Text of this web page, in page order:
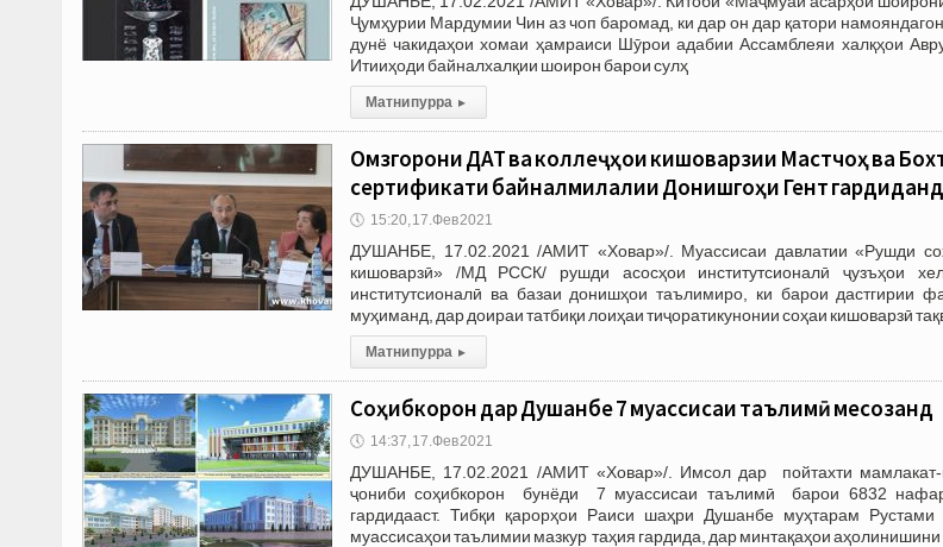
Ҷумҳурии Мардумии Чин аз чоп баромад, ки дар он дар қатори
дунё чакидаҳои хомаи ҳамраиси Шӯрои адабии Ассамблеяи халқҳои
Итииҳоди байналхалқии шоирон барои сулҳ
Матни пурра ▸
Омӯзгорони ДАТ ва коллеҷҳои кишоварзии Мастчоҳ ва
сертификати байналмилалии Донишгоҳи Гент гардиданд
🕔 15:20, 17.Фев 2021
ДУШАНБЕ, 17.02.2021 /АМИТ «Ховар»/. Муассисаи давлатии «Рушди
кишоварзӣ» /МД РССК/ рушди асосҳои институтсионалӣ ҷузъҳои
институтсионалӣ ва базаи донишҳои таълимиро, ки барои дастгирии
муҳиманд, дар доираи татбиқи лоиҳаи тиҷоратикунонии соҳаи кишоварзӣ
Матни пурра ▸
Соҳибкорон дар Душанбе 7 муассисаи таълимӣ месозанд
🕔 14:37, 17.Фев 2021
ДУШАНБЕ, 17.02.2021 /АМИТ «Ховар»/. Имсол дар пойтахти
ҷониби соҳибкорон бунёди 7 муассисаи таълимӣ барои 6832
гардидааст. Тибқи қарорҳои Раиси шаҳри Душанбе муҳтарам
муассисаҳои таълимии мазкур таҳия гардида, дар минтақаҳои аҳолинишини